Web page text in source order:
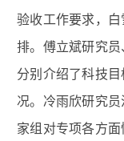
验收工作要求，
排。傅立斌研究
分别介绍了科技
况。冷雨欣研究
家组对专项各方